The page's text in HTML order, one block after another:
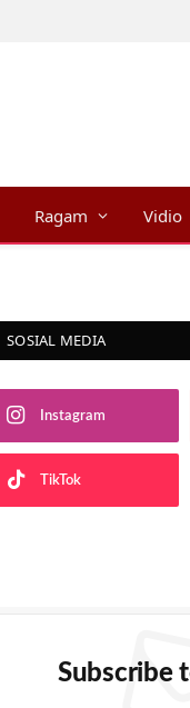
Ragam Vidio
SOSIAL MEDIA
Instagram
TikTok
Subscribe